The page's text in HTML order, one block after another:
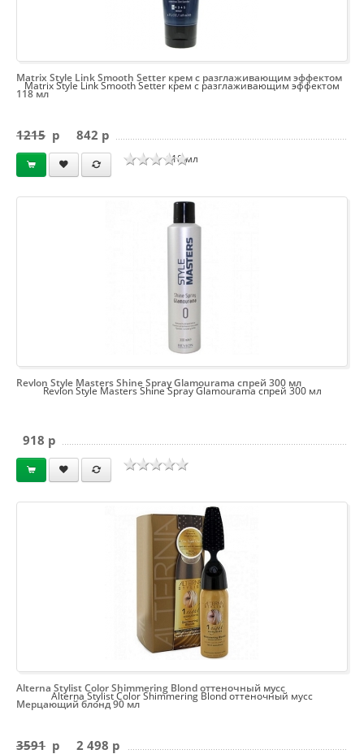
Matrix Style Link Smooth Setter крем с разглаживающим эффектом
118 мл
Matrix Style Link Smooth Setter крем с разглаживающим эффектом
118 мл
1215 p 842 p
Revlon Style Masters Shine Spray Glamourama спрей 300 мл
Revlon Style Masters Shine Spray Glamourama спрей 300 мл
918 p
Alterna Stylist Color Shimmering Blond оттеночный мусс
Alterna Stylist Color Shimmering Blond оттеночный мусс
Мерцающий блонд 90 мл
3591 p 2 498 p